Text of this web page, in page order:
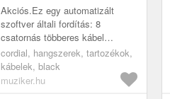
Akciós.Ez egy automatizált
szoftver általi fordítás: 8
csatornás többeres kábel
nikkelezett XLR dugasz-XLR
anya csatlakozókkal a NEUTRIK
REAN cégtől. A jo...
cordial, hangszerek, tartozékok,
kábelek, black
muziker.hu